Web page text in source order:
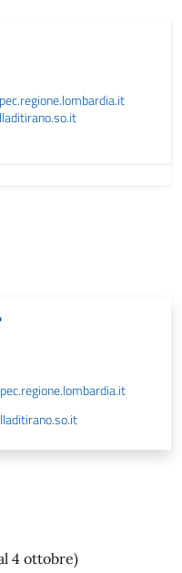
4 ottobre)